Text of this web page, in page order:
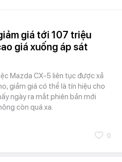
giá tới 107 triệu
giá xuống áp sát
Mazda CX-5 liên tục được xả
giảm giá có thể là tín hiệu cho
ngày ra mắt phiên bản mới
còn quá xa.
0